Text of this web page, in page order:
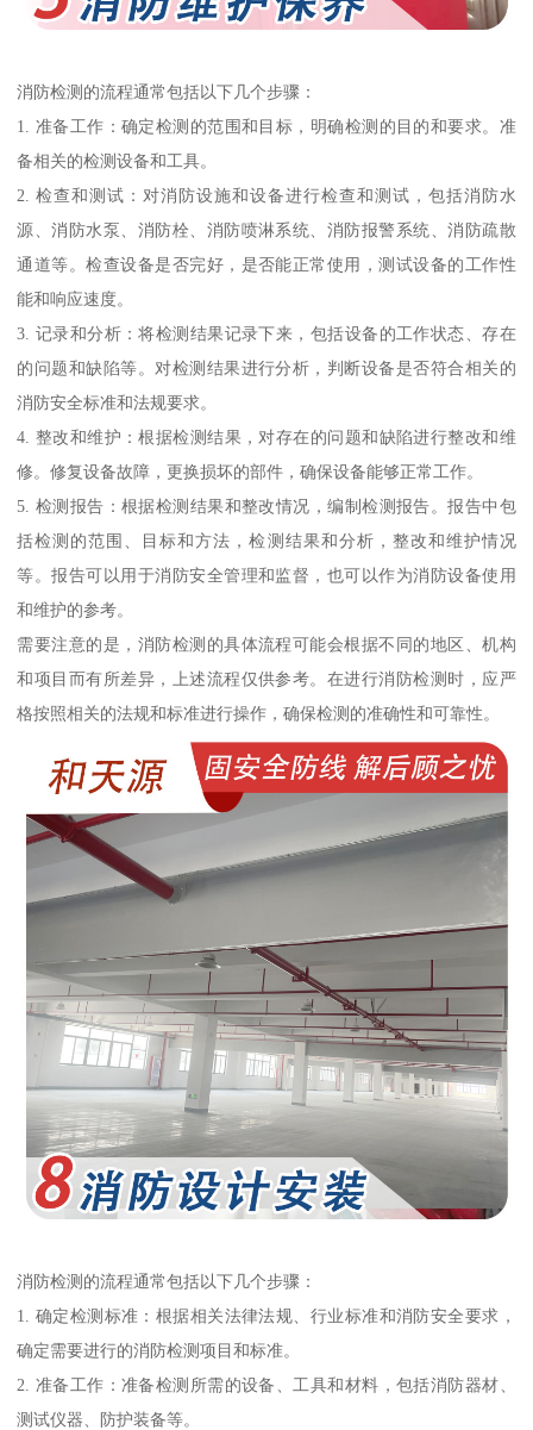
消防检测的流程通常包括以下几个步骤：
1. 准备工作：确定检测的范围和目标，明确检测的目的和要求。准
备相关的检测设备和工具。
2. 检查和测试：对消防设施和设备进行检查和测试，包括消防水
源、消防水泵、消防栓、消防喷淋系统、消防报警系统、消防疏散
通道等。检查设备是否完好，是否能正常使用，测试设备的工作性
能和响应速度。
3. 记录和分析：将检测结果记录下来，包括设备的工作状态、存在
的问题和缺陷等。对检测结果进行分析，判断设备是否符合相关的
消防安全标准和法规要求。
4. 整改和维护：根据检测结果，对存在的问题和缺陷进行整改和维
修。修复设备故障，更换损坏的部件，确保设备能够正常工作。
5. 检测报告：根据检测结果和整改情况，编制检测报告。报告中包
括检测的范围、目标和方法，检测结果和分析，整改和维护情况
等。报告可以用于消防安全管理和监督，也可以作为消防设备使用
和维护的参考。
需要注意的是，消防检测的具体流程可能会根据不同的地区、机构
和项目而有所差异，上述流程仅供参考。在进行消防检测时，应严
格按照相关的法规和标准进行操作，确保检测的准确性和可靠性。
消防检测的流程通常包括以下几个步骤：
1. 确定检测标准：根据相关法律法规、行业标准和消防安全要求，
确定需要进行的消防检测项目和标准。
2. 准备工作：准备检测所需的设备、工具和材料，包括消防器材、
测试仪器、防护装备等。